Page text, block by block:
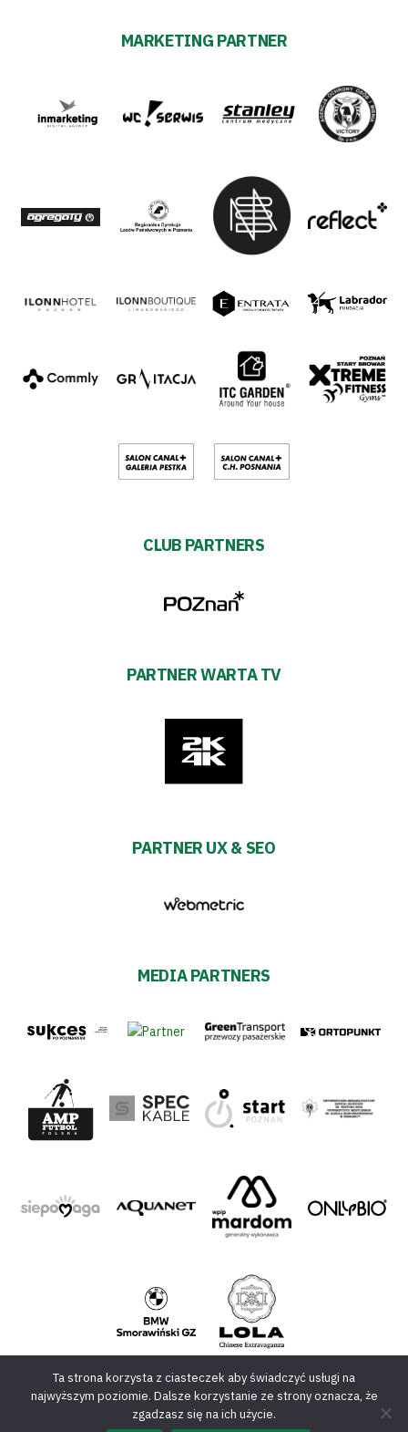
MARKETING PARTNER
CLUB PARTNERS
PARTNER WARTA TV
PARTNER UX & SEO
MEDIA PARTNERS
Ta strona korzysta z ciasteczek aby świadczyć usługi na
najwyższym poziomie. Dalsze korzystanie ze strony oznacza, że
zgadzasz się na ich użycie.